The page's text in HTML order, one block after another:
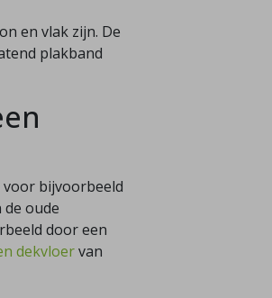
en vlak zijn. De
plakband
bijvoorbeeld
oude
door een
dekvloervan